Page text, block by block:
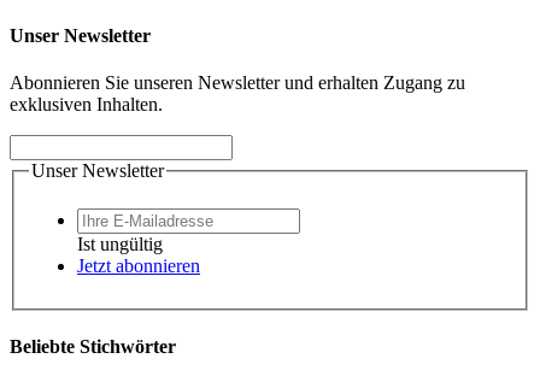
Unser Newsletter
Abonnieren Sie unseren Newsletter und erhalten Zugang zu
exklusiven Inhalten.
Unser Newsletter
Ist ungültig
Jetzt abonnieren
Beliebte Stichwörter